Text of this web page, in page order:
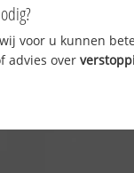
voor u kunnen
advies over